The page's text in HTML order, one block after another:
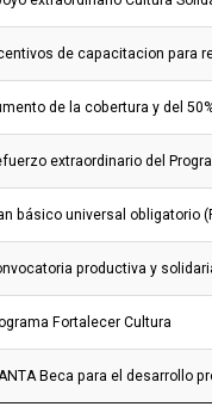
de capacitacion para
de la cobertura y del
extraordinario del
básico universal obligatorio
productiva y
Fortalecer Cultura
Beca para el desarrollo